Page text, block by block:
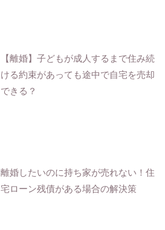
【離婚】子どもが成人するまで住み続
ける約束があっても途中で自宅を売却
できる？
離婚したいのに持ち家が売れない！住
宅ローン残債がある場合の解決策